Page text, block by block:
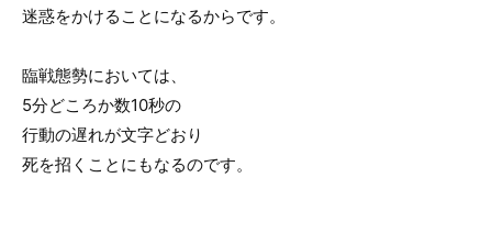
迷惑をかけることになるからです。
臨戦態勢においては、
5分どころか数10秒の
行動の遅れが文字どおり
死を招くことにもなるのです。